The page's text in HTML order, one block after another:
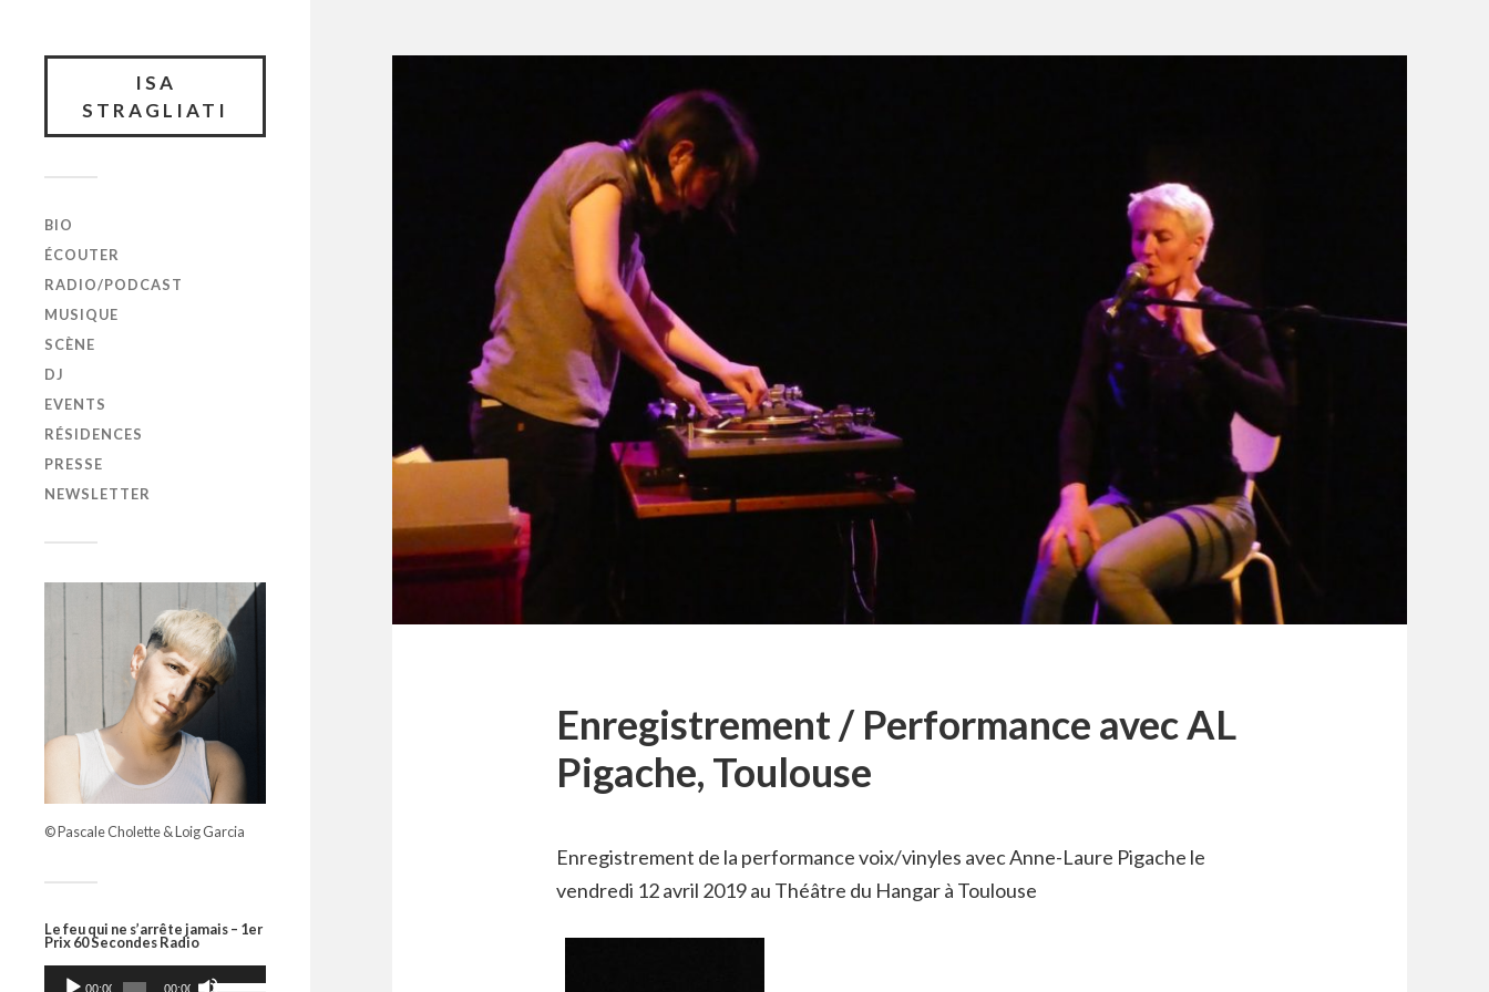
ISA
STRAGLIATI
BIO
ÉCOUTER
RADIO/PODCAST
MUSIQUE
SCÈNE
DJ
EVENTS
RÉSIDENCES
PRESSE
NEWSLETTER
© Pascale Cholette & Loig Garcia
Le feu qui ne s’arrête jamais – 1er
Prix 60 Secondes Radio
00:00 00:00
Enregistrement / Performance avec AL
Pigache, Toulouse
Enregistrement de la performance voix/vinyles avec Anne-Laure Pigache le
vendredi 12 avril 2019 au Théâtre du Hangar à Toulouse